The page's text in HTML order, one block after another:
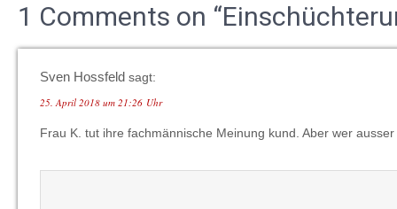
1 Comments on
Sven Hossfeld sagt:
25. April 2018 um 21:26 Uhr
Frau K. tut ihre fachmännische Meinung kund. Aber wer